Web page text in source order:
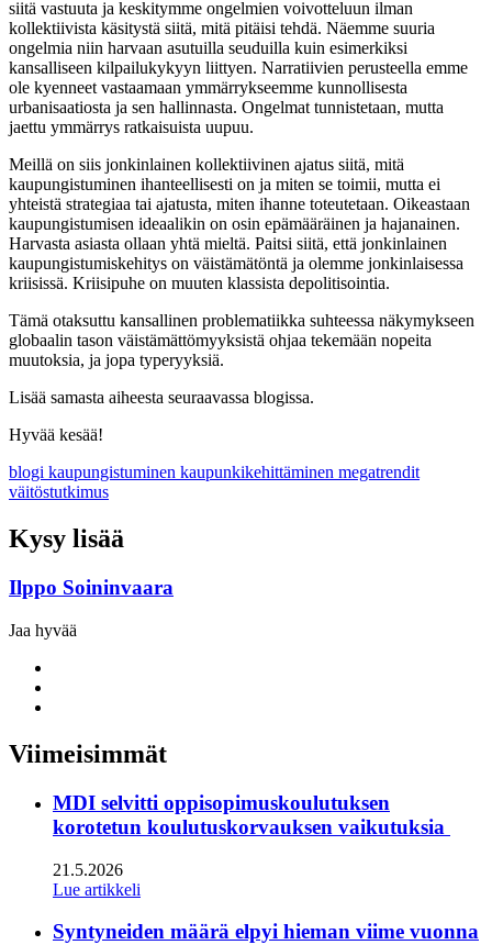
siitä vastuuta ja keskitymme ongelmien voivotteluun ilman
kollektiivista käsitystä siitä, mitä pitäisi tehdä. Näemme suuria
ongelmia niin harvaan asutuilla seuduilla kuin esimerkiksi
kansalliseen kilpailukykyyn liittyen. Narratiivien perusteella emme
ole kyenneet vastaamaan ymmärrykseemme kunnollisesta
urbanisaatiosta ja sen hallinnasta. Ongelmat tunnistetaan, mutta
jaettu ymmärrys ratkaisuista uupuu.
Meillä on siis jonkinlainen kollektiivinen ajatus siitä, mitä
kaupungistuminen ihanteellisesti on ja miten se toimii, mutta ei
yhteistä strategiaa tai ajatusta, miten ihanne toteutetaan. Oikeastaan
kaupungistumisen ideaalikin on osin epämääräinen ja hajanainen.
Harvasta asiasta ollaan yhtä mieltä. Paitsi siitä, että jonkinlainen
kaupungistumiskehitys on väistämätöntä ja olemme jonkinlaisessa
kriisissä. Kriisipuhe on muuten klassista depolitisointia.
Tämä otaksuttu kansallinen problematiikka suhteessa näkymykseen
globaalin tason väistämättömyyksistä ohjaa tekemään nopeita
muutoksia, ja jopa typeryyksiä.
Lisää samasta aiheesta seuraavassa blogissa.
Hyvää kesää!
blogi kaupungistuminen kaupunkikehittäminen megatrendit
väitöstutkimus
Kysy lisää
Ilppo Soininvaara
Jaa hyvää
twitter
Viimeisimmät
MDI selvitti oppisopimuskoulutuksen
korotetun koulutuskorvauksen vaikutuksia
21.5.2026
Lue artikkeli
Syntyneiden määrä elpyi hieman viime vuonna